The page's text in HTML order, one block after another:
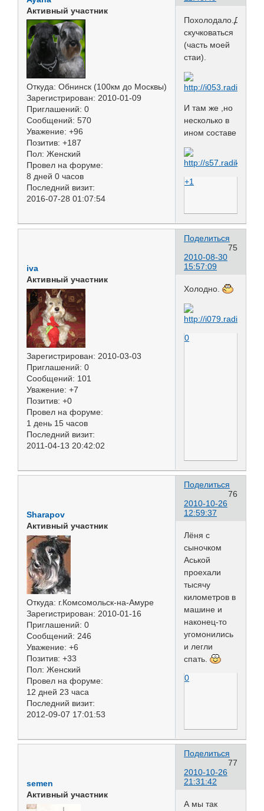
Активный участник
Откуда: Обнинск (100км до Москвы)
Зарегистрирован: 2010-01-09
Приглашений: 0
Сообщений: 570
Уважение: +96
Позитив: +187
Пол: Женский
Провел на форуме:
8 дней 0 часов
Последний визит:
2016-07-28 01:07:54
скучковаться
(часть моей
стаи).
И там же ,но
несколько в
ином составе
+1
Поделиться
75
2010-08-30
15:57:09
iva
Активный участник
Зарегистрирован: 2010-03-03
Приглашений: 0
Сообщений: 101
Уважение: +7
Позитив: +0
Провел на форуме:
1 день 15 часов
Последний визит:
2011-04-13 20:42:02
Холодно.
0
Поделиться
76
2010-10-26
12:59:37
Sharapov
Активный участник
Откуда: г.Комсомольск-на-Амуре
Зарегистрирован: 2010-01-16
Приглашений: 0
Сообщений: 246
Уважение: +6
Позитив: +33
Пол: Женский
Провел на форуме:
12 дней 23 часа
Последний визит:
2012-09-07 17:01:53
Лёня с
сыночком
Аськой
проехали
тысячу
километров в
машине и
наконец-то
угомонились
и легли
спать.
0
Поделиться
77
2010-10-26
21:31:42
semen
Активный участник
А мы так